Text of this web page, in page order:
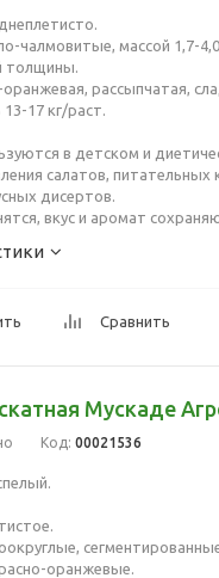
чалмовитые, массой 1,7-4,0
толщины.
рассыпчатая,
17 кг/раст.
в детском и
салатов,
дисертов.
вкус и аромат
Сравнить
Мускаде
Код: 00021536
оранжевые.